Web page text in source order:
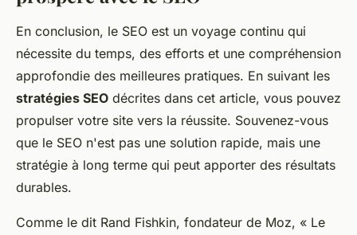
En conclusion, le SEO est un voyage continu qui
nécessite du temps, des efforts et une compréhension
approfondie des meilleures pratiques. En suivant les
stratégies SEO décrites dans cet article, vous pouvez
propulser votre site vers la réussite. Souvenez-vous
que le SEO n'est pas une solution rapide, mais une
stratégie à long terme qui peut apporter des résultats
durables.
Comme le dit Rand Fishkin, fondateur de Moz, « Le